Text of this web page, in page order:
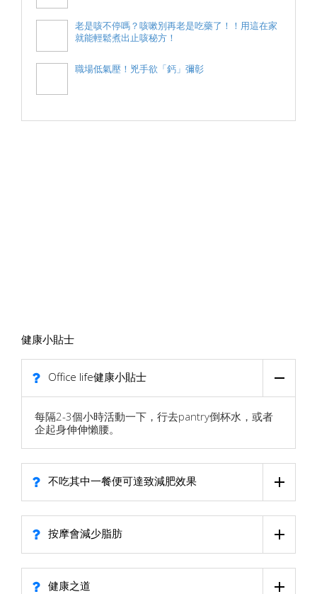
老是咳不停嗎？咳嗽別再老是吃藥了！！用這在家
就能輕鬆煮出止咳秘方！
職場低氣壓！兇手欲「鈣」彌彰
健康小貼士
Office life健康小貼士
每隔2-3個小時活動一下，行去pantry倒杯水，或者
企起身伸伸懶腰。
不吃其中一餐便可達致減肥效果
按摩會減少脂肪
健康之道